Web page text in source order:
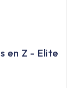
en Z - Elite